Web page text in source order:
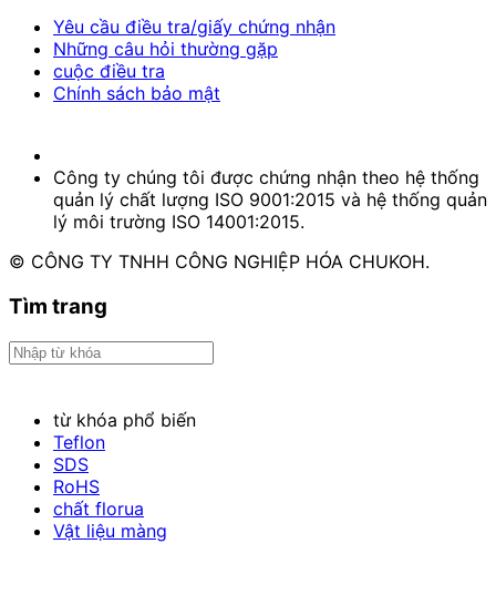
Yêu cầu điều tra/giấy chứng nhận
Những câu hỏi thường gặp
cuộc điều tra
Chính sách bảo mật
Công ty chúng tôi được chứng nhận theo hệ thống
quản lý chất lượng ISO 9001:2015 và hệ thống quản
lý môi trường ISO 14001:2015.
© CÔNG TY TNHH CÔNG NGHIỆP HÓA CHUKOH.
Tìm trang
từ khóa phổ biến
Teflon
SDS
RoHS
chất florua
Vật liệu màng